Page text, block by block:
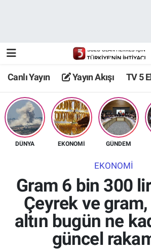
Canlı Yayın Yayın Akışı TV 5
DÜNYA EKONOMİ GÜNDEM
EKONOMİ
Gram 6 bin 300
Çeyrek ve
altın bugün ne
güncel
TV 5 Ekranı ve Arşiv